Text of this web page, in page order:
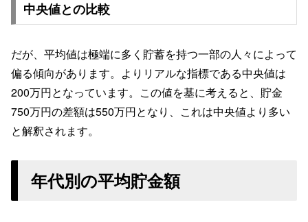
中央値との比較
だが、平均値は極端に多く貯蓄を持つ一部の人々によって
偏る傾向があります。よりリアルな指標である中央値は
200万円となっています。この値を基に考えると、貯金
750万円の差額は550万円となり、これは中央値より多い
と解釈されます。
年代別の平均貯金額